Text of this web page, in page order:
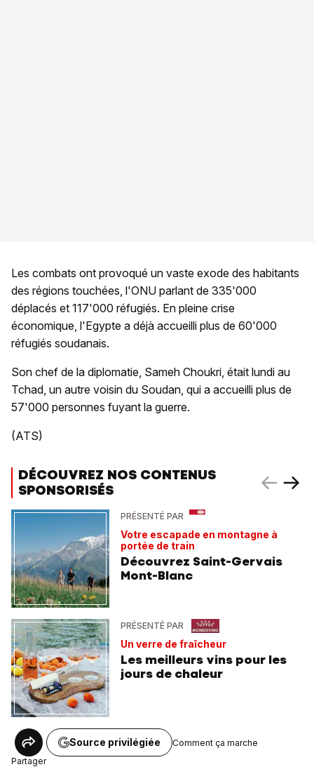
Les combats ont provoqué un vaste exode des habitants
des régions touchées, l'ONU parlant de 335'000
déplacés et 117'000 réfugiés. En pleine crise
économique, l'Egypte a déjà accueilli plus de 60'000
réfugiés soudanais.
Son chef de la diplomatie, Sameh Choukri, était lundi au
Tchad, un autre voisin du Soudan, qui a accueilli plus de
57'000 personnes fuyant la guerre.
(ATS)
DÉCOUVREZ NOS CONTENUS
SPONSORISÉS
PRÉSENTÉ PAR
Votre escapade en montagne à
portée de train
Découvrez Saint-Gervais
Mont-Blanc
PRÉSENTÉ PAR
Un verre de fraîcheur
Les meilleurs vins pour les
jours de chaleur
Partager
Source privilégiée Comment ça marche